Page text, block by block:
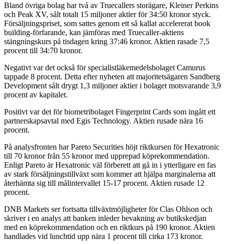
Bland övriga bolag har två av Truecallers storägare, Kleiner Perkins
och Peak XV, sålt totalt 15 miljoner aktier för 34:50 kronor styck.
Försäljningspriset, som sattes genom ett så kallat accelererat book
building-förfarande, kan jämföras med Truecaller-aktiens
stängningskurs på tisdagen kring 37:46 kronor. Aktien rasade 7,5
procent till 34:70 kronor.
Negativt var det också för specialistläkemedelsbolaget Camurus
tappade 8 procent. Detta efter nyheten att majoritetsägaren Sandberg
Development sålt drygt 1,3 miljoner aktier i bolaget motsvarande 3,9
procent av kapitalet.
Positivt var det för biometribolaget Fingerprint Cards som ingått ett
partnerskapsavtal med Egis Technology. Aktien rusade nära 16
procent.
På analysfronten har Pareto Securities höjt riktkursen för Hexatronic
till 70 kronor från 55 kronor med upprepad köprekommendation.
Enligt Pareto är Hexatronic väl förberett att gå in i ytterligare en fas
av stark försäljningstillväxt som kommer att hjälpa marginalerna att
återhämta sig till målintervallet 15-17 procent. Aktien rusade 12
procent.
DNB Markets ser fortsatta tillväxtmöjligheter för Clas Ohlson och
skriver i en analys att banken inleder bevakning av butikskedjan
med en köprekommendation och en riktkurs på 190 kronor. Aktien
handlades vid lunchtid upp nära 1 procent till cirka 173 kronor.